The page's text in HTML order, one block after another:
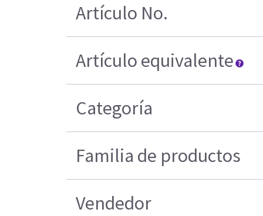
Artículo No.
Artículo equivalente
Categoría
Familia de productos
Vendedor